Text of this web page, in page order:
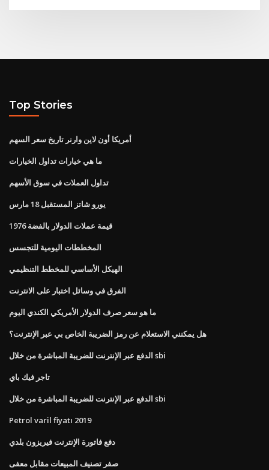
Top Stories
أمريكا أون لاين وارنر تاريخ سعر السهم
ما هي خيارات تداول الخيارات
تداول العملات في سوق الأسهم
يورو شاتز المستقبل 18 مارس
قيمة عملات الدولار بالفضة 1976
المخططات اليومية للتجسس
الهيكل الأساسي للمخطط التنظيمي
الفرق في وسائل اختبار على الانترنت
ما هو سعر صرف الدولار الأمريكي الكندي اليوم
هل يمكنني الاستعلام عن رمز الضريبة الخاص بي عبر الإنترنت؟
الدفع عبر الإنترنت للضريبة المباشرة من خلال sbi
تاجر فيك باي
الدفع عبر الإنترنت للضريبة المباشرة من خلال sbi
Petrol varil fiyatı 2019
دفع فاتورة الإنترنت فيريزون بلدي
صفر تصنيف المبيعات مقابل معفى